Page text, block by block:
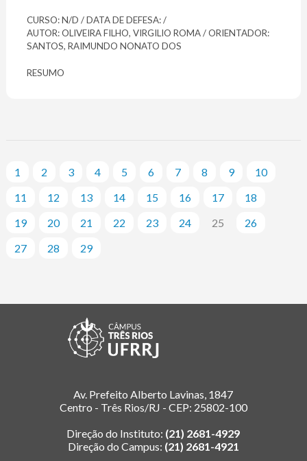
CURSO: N/D / DATA DE DEFESA: /
AUTOR: OLIVEIRA FILHO, VIRGILIO ROMA / ORIENTADOR:
SANTOS, RAIMUNDO NONATO DOS
RESUMO
1 2 3 4 5 6 7 8 9
10
11
12 13 14 15 16 17
18
19
20 21 22 23 24 25
26
27
28 29
Av. Prefeito Alberto Lavinas, 1847
Centro - Três Rios/RJ - CEP: 25802-100
Direção do Instituto: (21) 2681-4929
Direção do Campus: (21) 2681-4921